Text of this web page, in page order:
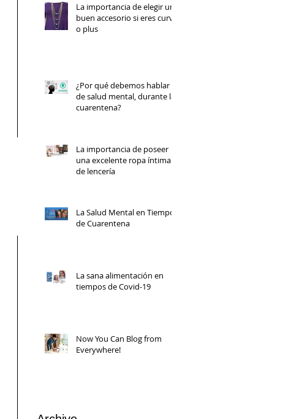
La importancia de elegir un
buen accesorio si eres curvy
o plus
¿Por qué debemos hablar
de salud mental, durante la
cuarentena?
La importancia de poseer
una excelente ropa íntima y
de lencería
La Salud Mental en Tiempos
de Cuarentena
La sana alimentación en
tiempos de Covid-19
Now You Can Blog from
Everywhere!